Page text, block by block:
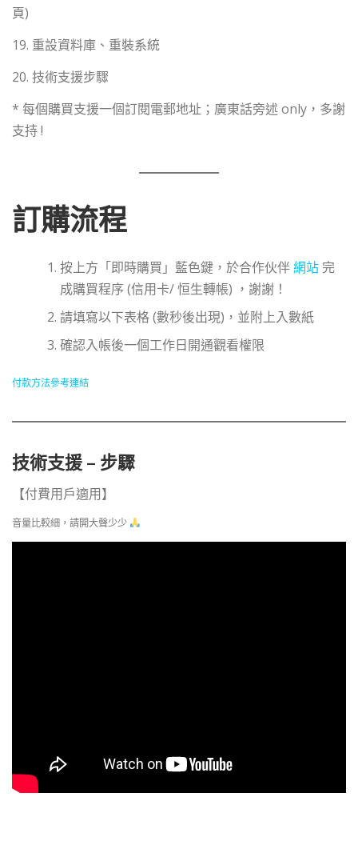
頁)
19. 重設資料庫、重裝系統
20. 技術支援步驟
* 每個購買支援一個訂閱電郵地址；廣東話旁述 only，多謝
支持 !
訂購流程
按上方「即時購買」藍色鍵，於合作伙伴網站 完
成購買程序 (信用卡/ 恒生轉帳) ，謝謝！
請填寫以下表格 (數秒後出現)，並附上入數紙
確認入帳後一個工作日開通觀看權限
付款方法參考連結
技術支援 – 步驟
【付費用戶適用】
音量比較細，請開大聲少少